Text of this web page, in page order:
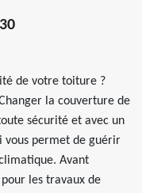
de votre toiture ?
la couverture de
sécurité et avec un
vous permet de guérir
Avant
les travaux de